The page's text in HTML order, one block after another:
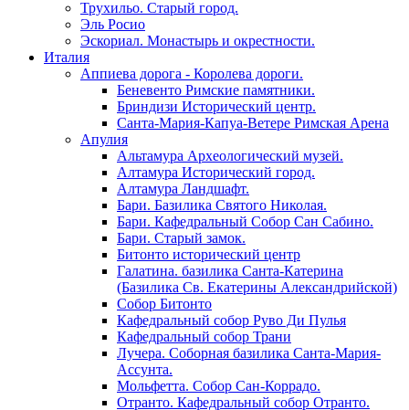
Трухильо. Старый город.
Эль Росио
Эскориал. Монастырь и окрестности.
Италия
Аппиева дорога - Королева дороги.
Беневенто Римские памятники.
Бриндизи Исторический центр.
Санта-Мария-Капуа-Ветере Римская Арена
Апулия
Альтамура Археологический музей.
Алтамура Исторический город.
Алтамура Ландшафт.
Бари. Базилика Святого Николая.
Бари. Кафедральный Собор Сан Сабино.
Бари. Старый замок.
Битонто исторический центр
Галатина. базилика Санта-Катерина
(Базилика Св. Екатерины Александрийской)
Собор Битонто
Кафедральный собор Руво Ди Пулья
Кафедральный собор Трани
Лучера. Соборная базилика Санта-Мария-
Ассунта.
Мольфетта. Собор Сан-Коррадо.
Отранто. Кафедральный собор Отранто.